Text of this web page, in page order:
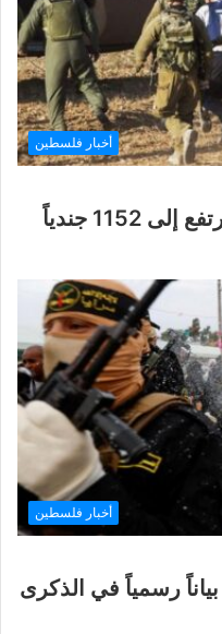
أخبار فلسطين
حصيلة قتلى جيش الاحتلال ترتفع إلى 1152 جندياً
أخبار فلسطين
رسمياً في الذكرى